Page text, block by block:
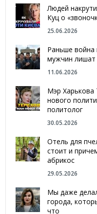
Людей
Куц о
25.06.2026
Раньше война
мужчин
11.06.2026
Мэр Харькова
нового
политолог
30.05.2026
Отель для
стоит и
абрикос
29.05.2026
Мы даже
города,
что